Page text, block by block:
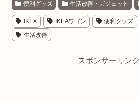
便利グッズ 生活改善・ガジェット
IKEA IKEAワゴン 便利グッズ
生活改善
スポンサーリンク